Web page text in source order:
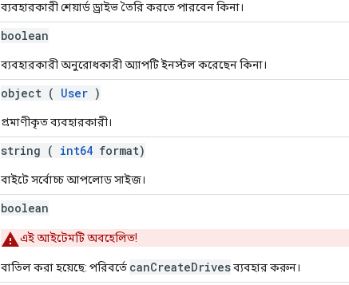
ব্যবহারকারী শেয়ার্ড ড্রাইভ তৈরি করতে পারবেন কিনা।
boolean
ব্যবহারকারী অনুরোধকারী অ্যাপটি ইনস্টল করেছেন কিনা।
object ( User )
প্রমাণীকৃত ব্যবহারকারী।
string ( int64 format)
বাইটে সর্বোচ্চ আপলোড সাইজ।
boolean
এই আইটেমটি অবহেলিত!
বাতিল করা হয়েছে: পরিবর্তে canCreateDrivesব্যবহার করুন।